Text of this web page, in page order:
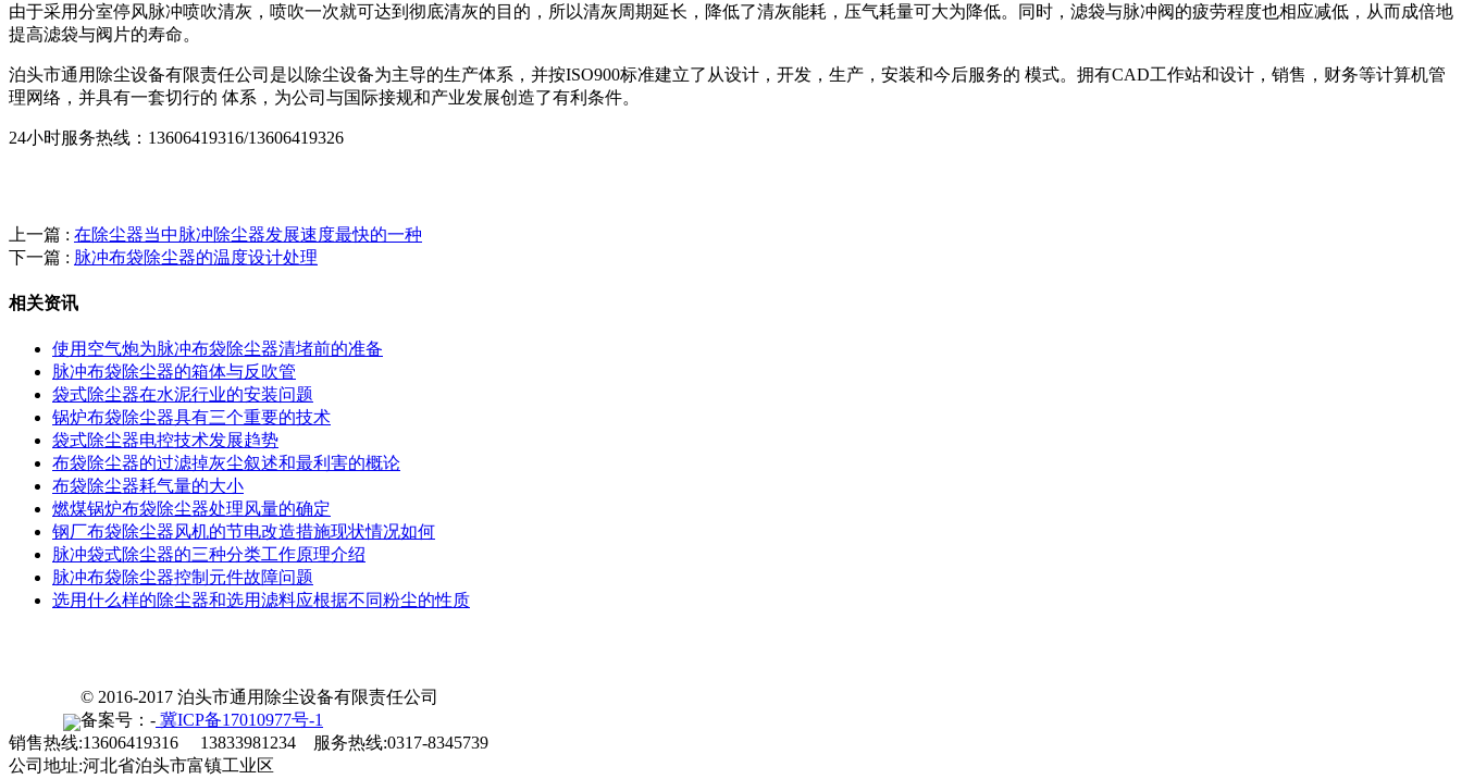
由于采用分室停风脉冲喷吹清灰，喷吹一次就可达到彻底清灰的目的，所以清灰周期延长，降低了清灰能耗，压气耗量可大为降低。同时，滤袋与脉冲阀的疲劳程度也相应减低，从而成倍地
提高滤袋与阀片的寿命。
泊头市通用除尘设备有限责任公司是以除尘设备为主导的生产体系，并按ISO900标准建立了从设计，开发，生产，安装和今后服务的 模式。拥有CAD工作站和设计，销售，财务等计算机管
理网络，并具有一套切行的 体系，为公司与国际接规和产业发展创造了有利条件。
24小时服务热线：13606419316/13606419326
上一篇 : 在除尘器当中脉冲除尘器发展速度最快的一种
下一篇 : 脉冲布袋除尘器的温度设计处理
相关资讯
使用空气炮为脉冲布袋除尘器清堵前的准备
脉冲布袋除尘器的箱体与反吹管
袋式除尘器在水泥行业的安装问题
锅炉布袋除尘器具有三个重要的技术
袋式除尘器电控技术发展趋势
布袋除尘器的过滤掉灰尘叙述和最利害的概论
布袋除尘器耗气量的大小
燃煤锅炉布袋除尘器处理风量的确定
钢厂布袋除尘器风机的节电改造措施现状情况如何
脉冲袋式除尘器的三种分类工作原理介绍
脉冲布袋除尘器控制元件故障问题
选用什么样的除尘器和选用滤料应根据不同粉尘的性质
© 2016-2017 泊头市通用除尘设备有限责任公司
备案号：- 冀ICP备17010977号-1
销售热线:13606419316 13833981234 服务热线:0317-8345739
公司地址:河北省泊头市富镇工业区